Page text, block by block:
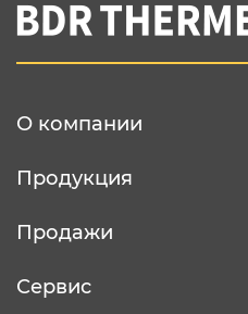
Вы соглашаетесь с
конфеденциальности
О компании
Продукция
Продажи
Сервис